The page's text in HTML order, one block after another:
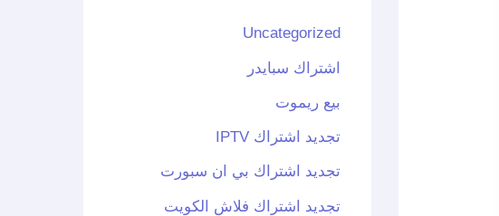
Uncategorized
اشتراك سبايدر
بيع ريموت
تجديد اشتراك IPTV
تجديد اشتراك بي ان سبورت
تجديد اشتراك فلاش الكويت